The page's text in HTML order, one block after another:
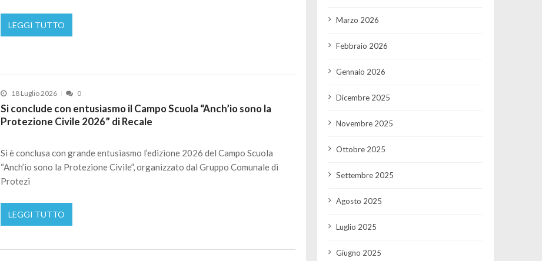
LEGGI TUTTO
18 Luglio 2026 0
Si conclude con entusiasmo il Campo Scuola “Anch’io sono la
Protezione Civile 2026” di Recale
Si è conclusa con grande entusiasmo l’edizione 2026 del Campo Scuola
“Anch’io sono la Protezione Civile”, organizzato dal Gruppo Comunale di
Protezi
LEGGI TUTTO
Marzo 2026
Febbraio 2026
Gennaio 2026
Dicembre 2025
Novembre 2025
Ottobre 2025
Settembre 2025
Agosto 2025
Luglio 2025
Giugno 2025